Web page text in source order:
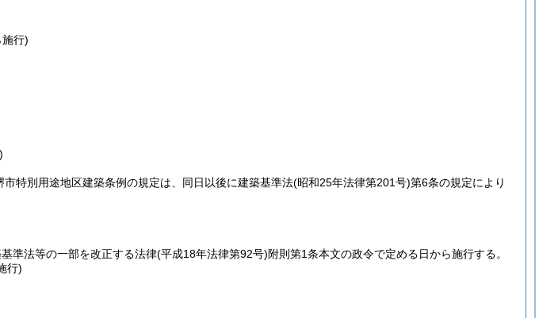
行)
特別用途地区建築条例の規定は、同日以後に建築基準法(昭和25年法律第201号)第6条の規定により
準法等の一部を改正する法律(平成18年法律第92号)附則第1条本文の政令で定める日から施行する。
行)